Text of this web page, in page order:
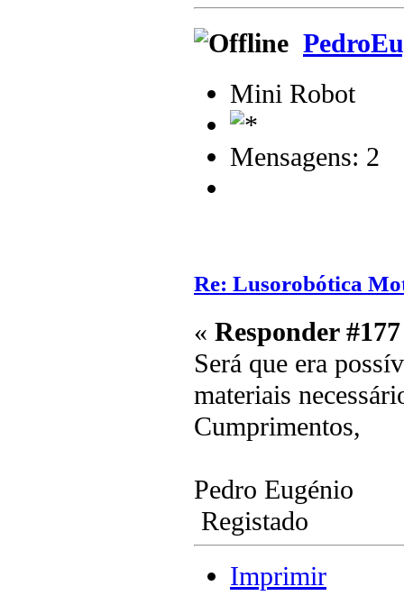
Mini Robot
Mensagens: 2
Re: Lusorobótica
« Responder
Será que era
materiais
Cumprimentos,
Pedro Eugénio
Registado
Imprimir